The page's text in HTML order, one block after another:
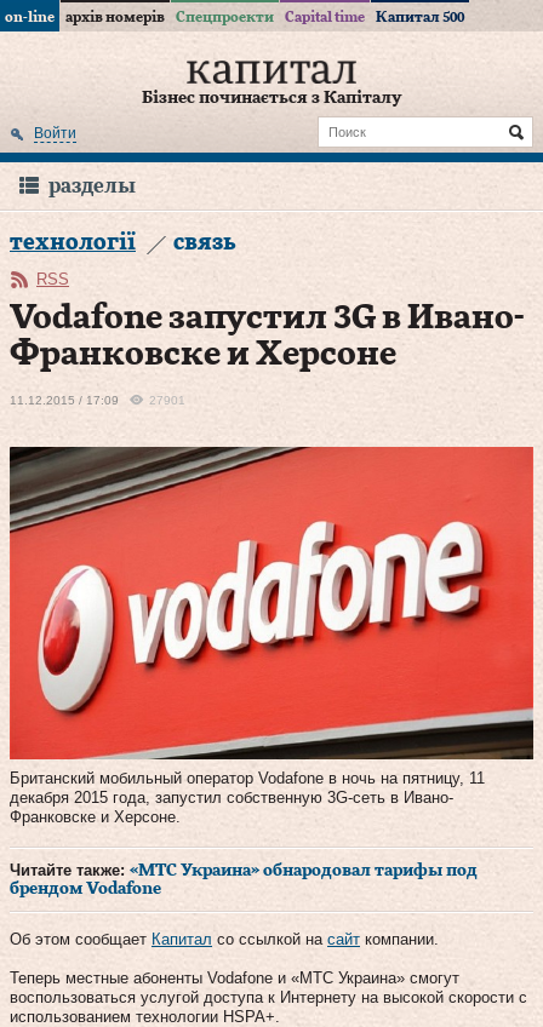
on-line архів номерів Спецпроекти Capital time Капитал 500
Бізнес починається з Капіталу
Войти
разделы
технології связь
RSS
Vodafone запустил 3G в Ивано-
Франковске и Херсоне
11.12.2015 / 17:09 27901
Британский мобильный оператор Vodafone в ночь на пятницу, 11
декабря 2015 года, запустил собственную 3G-сеть в Ивано-
Франковске и Херсоне.
Читайте также: «МТС Украина» обнародовал тарифы под
брендом Vodafone
Об этом сообщает Капитал со ссылкой на сайт компании.
Теперь местные абоненты Vodafone и «МТС Украина» смогут
воспользоваться услугой доступа к Интернету на высокой скорости с
использованием технологии HSPA+.